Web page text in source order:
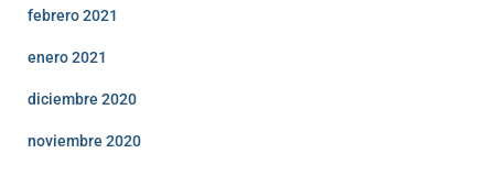
febrero 2021
enero 2021
diciembre 2020
noviembre 2020